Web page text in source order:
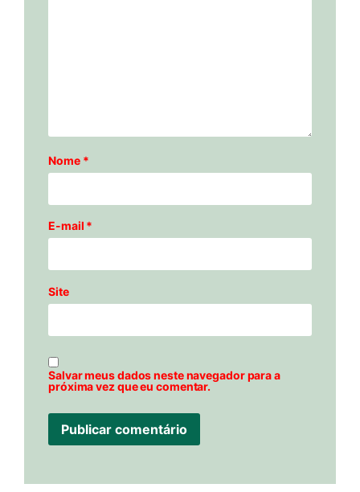
Nome *
E-mail *
Site
Salvar meus dados neste navegador para a
próxima vez que eu comentar.